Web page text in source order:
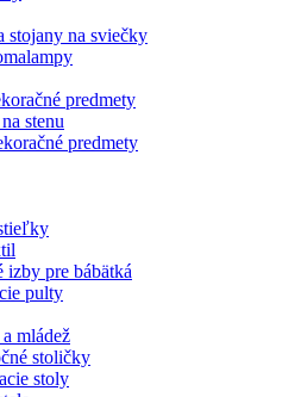
stojany na sviečky
predmety
stenu
predmety
izby pre bábätká
pulty
mládež
stoličky
stoly